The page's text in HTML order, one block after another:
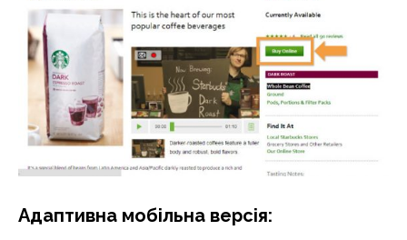
Адаптивна мобільна версія: